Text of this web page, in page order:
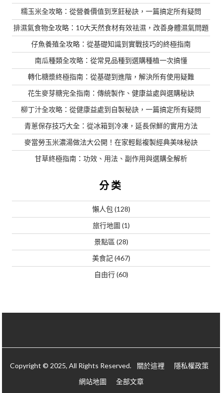
糯玉米全攻略：從營養價值到烹飪秘訣，一篇搞定所有疑問
排濕氣食物全攻略：10大天然食材有效祛濕，改善身體濕氣問題
仔魚養殖全攻略：從基礎知識到實戰技巧的終極指南
南瓜種類全攻略：從常見品種到選購種植一次搞懂
轉化糖漿終極指南：從基礎到進階，解決所有使用疑難
花生麥芽糖完全指南：傳統製作、健康益處與選購秘訣
柳丁汁全攻略：從健康益處到自製秘訣，一篇搞定所有疑問
青蔥保存技巧大全：從冰箱到冷凍，延長保鮮的實用方法
麥當勞玉米濃湯做法大公開！在家輕鬆複製經典美味秘訣
甘草終極指南：功效、用法、副作用與選購全解析
分类
懶人包 (128)
旅行地圖 (1)
景點區 (28)
美食記(467)
自由行(60)
Copyright © 2025, All Rights Reserved. 關於這裡
隱私權政策
網站地圖
全部文章